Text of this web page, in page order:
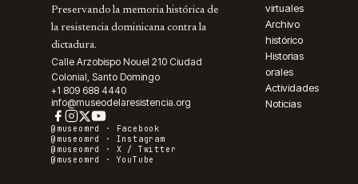
Preservando la memoria histórica de
la resistencia dominicana contra la
dictadura.
Calle Arzobispo Nouel 210 Ciudad
Colonial, Santo Domingo
+1 809 688 4440
info@museodelaresistencia.org
@museomrd ·
Facebook
@museomrd · Instagram
@museomrd · X / Twitter
@museomrd · YouTube
virtuales
Archivo
histórico
Historias
orales
Actividades
Noticias